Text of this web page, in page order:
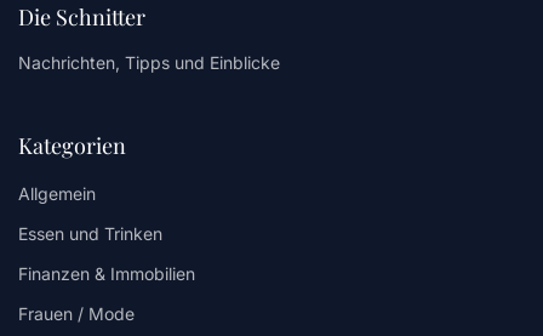
Die Schnitter
Nachrichten, Tipps und Einblicke
Kategorien
Allgemein
Essen und Trinken
Finanzen & Immobilien
Frauen / Mode